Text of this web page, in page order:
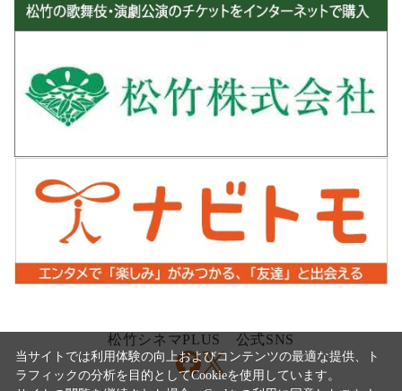
松竹シネマPLUS 公式SNS
当サイトでは利用体験の向上およびコンテンツの最適な提供、ト
ラフィックの分析を目的としてCookieを使用しています。